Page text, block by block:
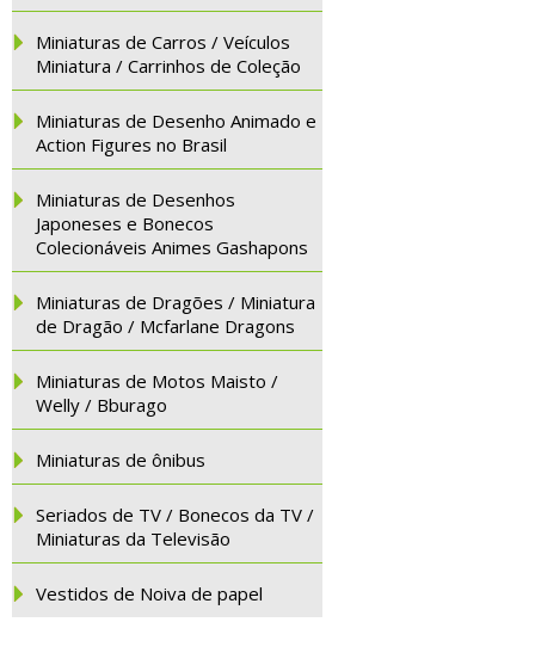
Miniaturas de Carros / Veículos
Miniatura / Carrinhos de Coleção
Miniaturas de Desenho Animado e
Action Figures no Brasil
Miniaturas de Desenhos
Japoneses e Bonecos
Colecionáveis Animes Gashapons
Miniaturas de Dragões / Miniatura
de Dragão / Mcfarlane Dragons
Miniaturas de Motos Maisto /
Welly / Bburago
Miniaturas de ônibus
Seriados de TV / Bonecos da TV /
Miniaturas da Televisão
Vestidos de Noiva de papel